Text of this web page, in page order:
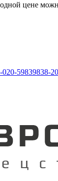
цене
59839838-